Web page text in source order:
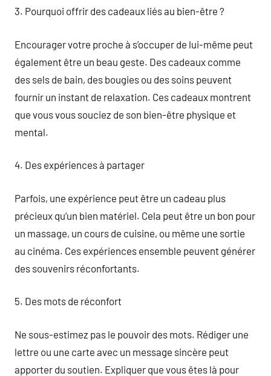
3. Pourquoi offrir des cadeaux liés au bien-être ?
Encourager votre proche à s’occuper de lui-même peut
également être un beau geste. Des cadeaux comme
des sels de bain, des bougies ou des soins peuvent
fournir un instant de relaxation. Ces cadeaux montrent
que vous vous souciez de son bien-être physique et
mental.
4. Des expériences à partager
Parfois, une expérience peut être un cadeau plus
précieux qu’un bien matériel. Cela peut être un bon pour
un massage, un cours de cuisine, ou même une sortie
au cinéma. Ces expériences ensemble peuvent générer
des souvenirs réconfortants.
5. Des mots de réconfort
Ne sous-estimez pas le pouvoir des mots. Rédiger une
lettre ou une carte avec un message sincère peut
apporter du soutien. Expliquer que vous êtes là pour